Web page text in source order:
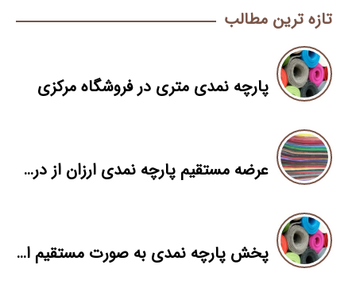
تازه ترین مطالب
پارچه نمدی متری در فروشگاه مرکزی
عرضه مستقیم پارچه نمدی ارزان از درب کارخانه
پخش پارچه نمدی به صورت مستقیم از کارخانه